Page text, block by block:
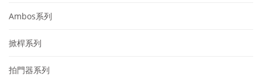
Ambos系列
掀桿系列
拍門器系列